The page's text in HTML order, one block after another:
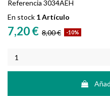
Referencia 3034AEH
En stock 1 Artículo
7,20 € 8,00 € -10%